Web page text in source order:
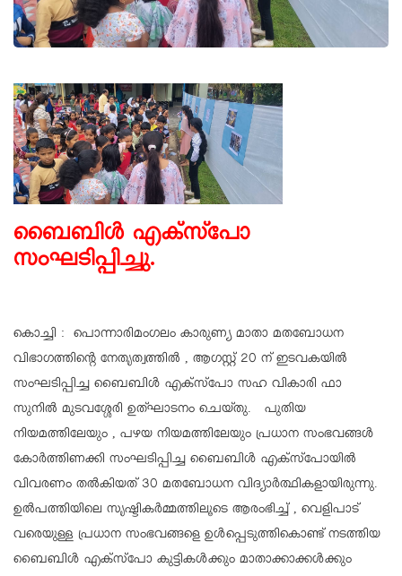
ബൈബിൾ എക്സ്പോ
സംഘടിപ്പിച്ചു.
കൊച്ചി : പൊന്നാരിമംഗലം കാരുണ്യ മാതാ മതബോധന
വിഭാഗത്തിൻ്റെ നേതൃത്വത്തിൽ , ആഗസ്റ്റ് 20 ന് ഇടവകയിൽ
സംഘടിപ്പിച്ച ബൈബിൾ എക്സ്പോ സഹ വികാരി ഫാ
സുനിൽ മുടവശ്ശേരി ഉത്ഘാടനം ചെയ്തു. പുതിയ
നിയമത്തിലേയും , പഴയ നിയമത്തിലേയും പ്രധാന സംഭവങ്ങൾ
കോർത്തിണക്കി സംഘടിപ്പിച്ച ബൈബിൾ എക്സ്പോയിൽ
വിവരണം തൽകിയത് 30 മതബോധന വിദ്യാർത്ഥികളായിരുന്നു.
ഉൽപത്തിയിലെ സൃഷ്ടികർമ്മത്തിലൂടെ ആരംഭിച്ച് , വെളിപാട്
വരെയുള്ള പ്രധാന സംഭവങ്ങളെ ഉൾപ്പെടുത്തികൊണ്ട് നടത്തിയ
ബൈബിൾ എക്സ്പോ കുട്ടികൾക്കും മാതാക്കാക്കൾക്കും